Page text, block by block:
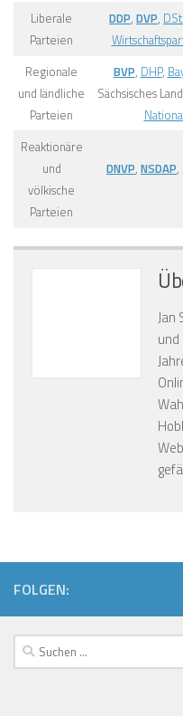
Liberale
Parteien
DDP, DVP,
Regionale
und ländliche
Parteien
BVP, DHP,
Sächsisches
Reaktionäre
und
völkische
Parteien
DNVP, NSDAP,
Jan
FOLGEN:
Suchen
nach: